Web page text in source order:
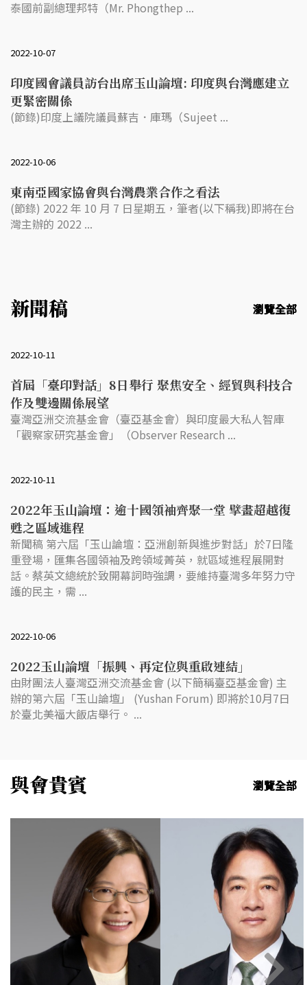
泰國前副總理邦特（Mr. Phongthep ...
2022-10-07
印度國會議員訪台出席玉山論壇: 印度與台灣應建立
更緊密關係
(節錄)印度上議院議員蘇吉．庫瑪（Sujeet ...
2022-10-06
東南亞國家協會與台灣農業合作之看法
(節錄) 2022 年 10 月 7 日星期五，筆者(以下稱我)即將在台
灣主辦的 2022 ...
新聞稿 瀏覽全部
2022-10-11
首屆「臺印對話」8日舉行 聚焦安全、經貿與科技合
作及雙邊關係展望
臺灣亞洲交流基金會（臺亞基金會）與印度最大私人智庫
「觀察家研究基金會」（Observer Research ...
2022-10-11
2022年玉山論壇：逾十國領袖齊聚一堂 擘畫超越復
甦之區域進程
新聞稿 第六屆「玉山論壇：亞洲創新與進步對話」於7日隆
重登場，匯集各國領袖及跨領域菁英，就區域進程展開對
話。蔡英文總統於致開幕詞時強調，要維持臺灣多年努力守
護的民主，需 ...
2022-10-06
2022玉山論壇「振興、再定位與重啟連結」
由財團法人臺灣亞洲交流基金會 (以下簡稱臺亞基金會) 主
辦的第六屆「玉山論壇」 (Yushan Forum) 即將於10月7日
於臺北美福大飯店舉行。 ...
與會貴賓 瀏覽全部